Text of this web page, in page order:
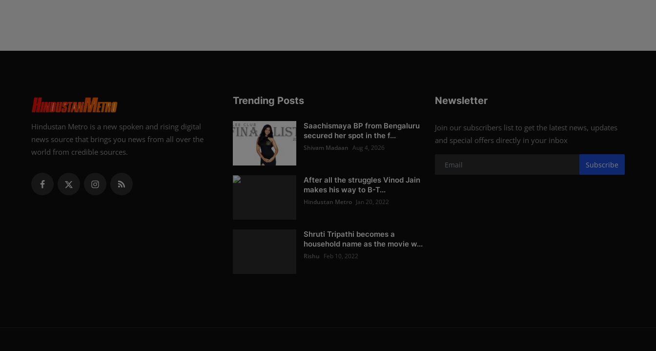
Hindustan Metro is a new spoken and rising digital
news source that brings you news from all over the
world from credible sources.
Trending Posts
Saachismaya BP from Bengaluru
secured her spot in the f...
Shivam Madaan Aug 4, 2026
After all the struggles Vinod Jain
makes his way to B-T...
Hindustan Metro Jan 20, 2022
Shruti Tripathi becomes a
household name as the movie w...
Rishu Feb 10, 2022
Newsletter
Join our subscribers list to get the latest news, updates
and special offers directly in your inbox
Subscribe